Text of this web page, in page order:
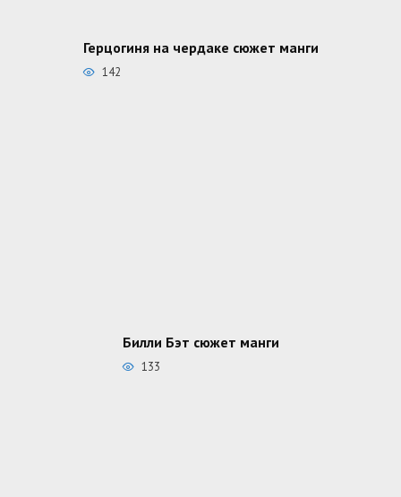
Герцогиня на чердаке сюжет манги
142
Билли Бэт сюжет манги
133